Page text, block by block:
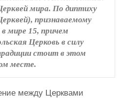
мира. По диптиху
признаваемому
мире 15, причем
Церковь в силу
стоит в этом
месте.
между Церквами